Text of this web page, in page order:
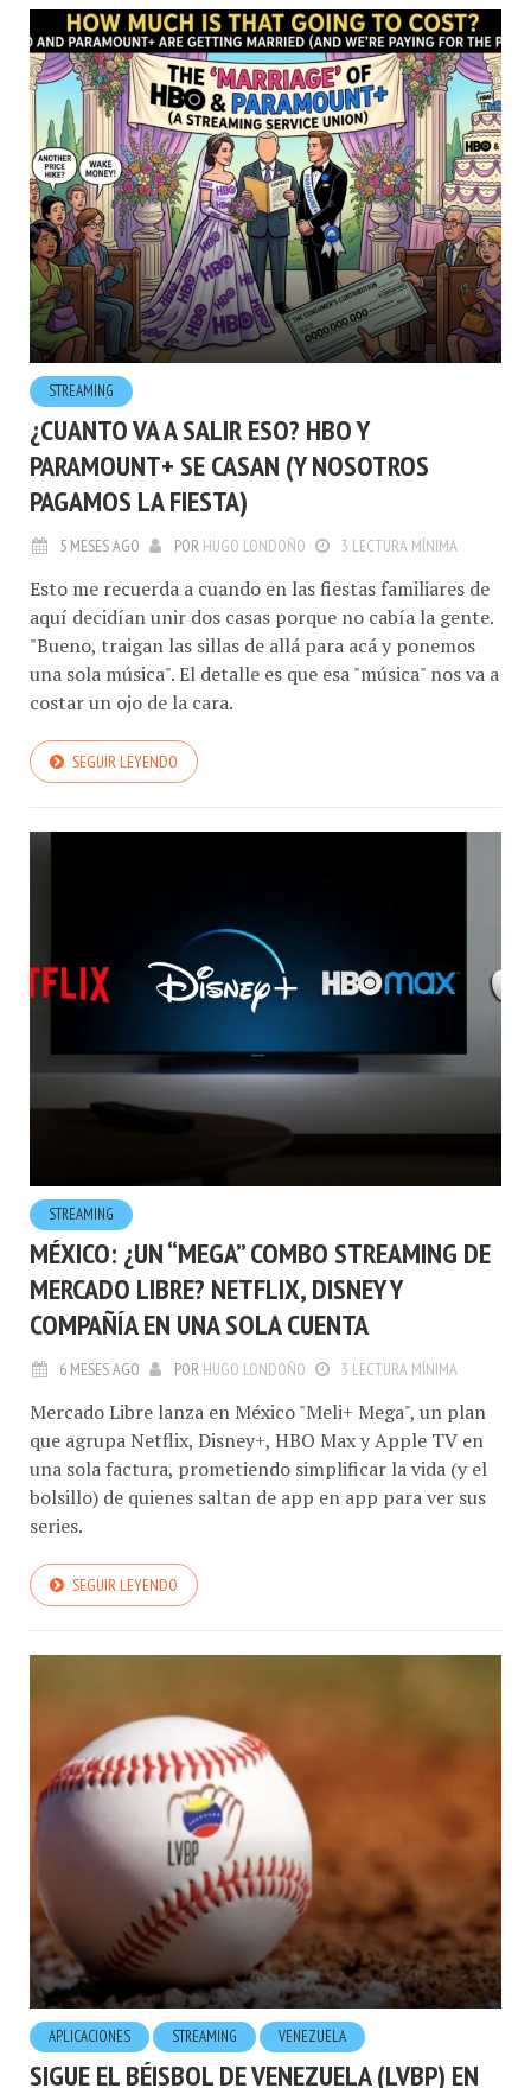
STREAMING
¿CUANTO VA A SALIR ESO? HBO Y
PARAMOUNT+ SE CASAN (Y NOSOTROS
PAGAMOS LA FIESTA)
5 MESES AGO POR HUGO LONDOÑO 3 LECTURA MÍNIMA
Esto me recuerda a cuando en las fiestas familiares de
aquí decidían unir dos casas porque no cabía la gente.
"Bueno, traigan las sillas de allá para acá y ponemos
una sola música". El detalle es que esa "música" nos va a
costar un ojo de la cara.
SEGUIR LEYENDO
STREAMING
MÉXICO: ¿UN “MEGA” COMBO STREAMING DE
MERCADO LIBRE? NETFLIX, DISNEY Y
COMPAÑÍA EN UNA SOLA CUENTA
6 MESES AGO POR HUGO LONDOÑO 3 LECTURA MÍNIMA
Mercado Libre lanza en México "Meli+ Mega", un plan
que agrupa Netflix, Disney+, HBO Max y Apple TV en
una sola factura, prometiendo simplificar la vida (y el
bolsillo) de quienes saltan de app en app para ver sus
series.
SEGUIR LEYENDO
APLICACIONES STREAMING VENEZUELA
SIGUE EL BÉISBOL DE VENEZUELA (LVBP) EN